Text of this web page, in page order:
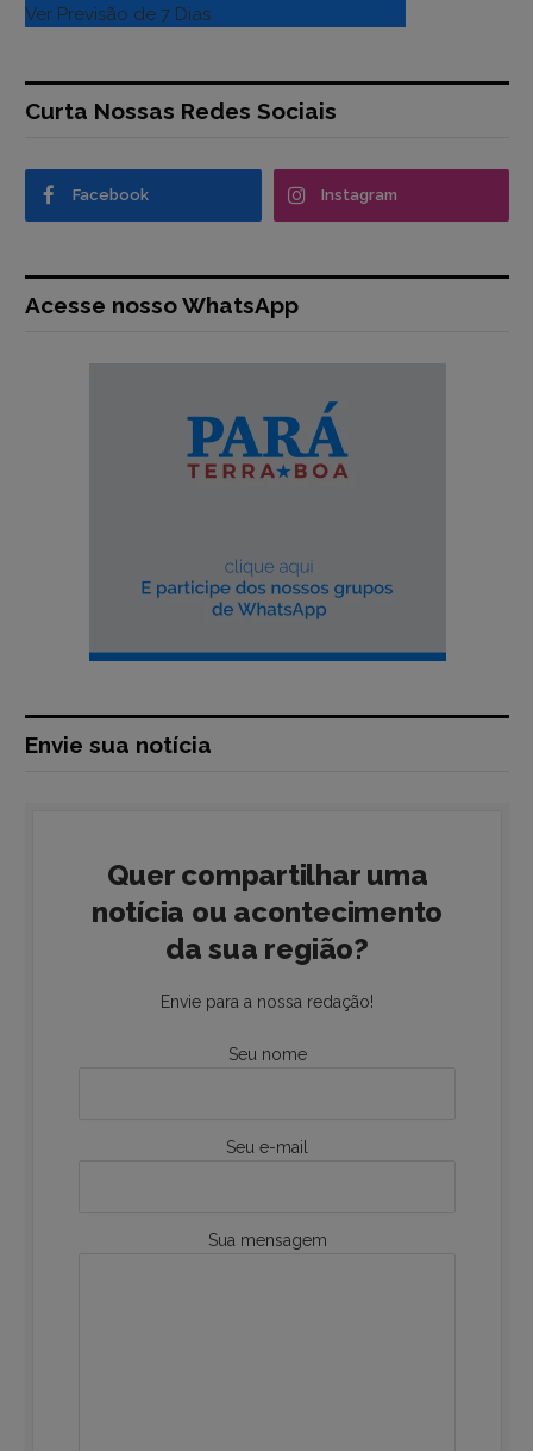
Ver Previsão de 7 Dias
Curta Nossas Redes Sociais
Facebook Instagram
Acesse nosso WhatsApp
Envie sua notícia
Quer compartilhar uma
notícia ou acontecimento
da sua região?
Envie para a nossa redação!
Seu nome
Seu e-mail
Sua mensagem